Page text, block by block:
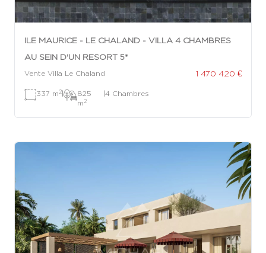
ILE MAURICE - LE CHALAND - VILLA 4 CHAMBRES
AU SEIN D'UN RESORT 5*
Vente Villa Le Chaland 1 470 420 €
337 m 2|
825
m 2
|4 Chambres